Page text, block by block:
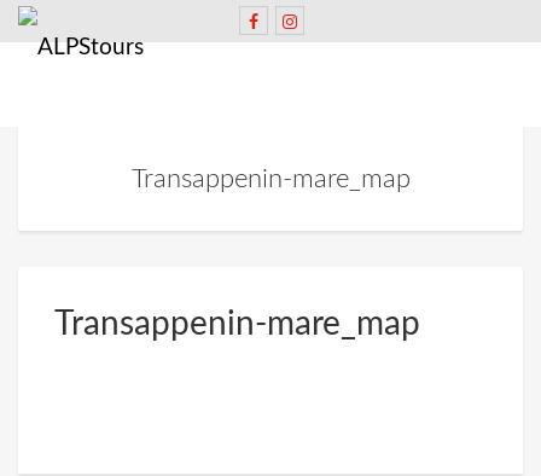
Transappenin-mare_map
Transappenin-mare_map